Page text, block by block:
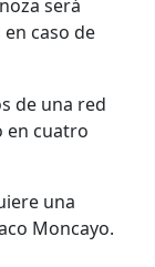
será
caso de
de una red
en cuatro
una
Moncayo.